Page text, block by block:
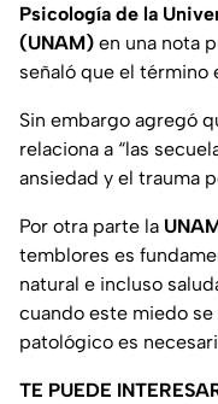
Psicología de la
(UNAM) en una nota
señaló que el término
Sin embargo agregó
relaciona a “las
ansiedad y el trauma
Por otra parte la
temblores es
natural e incluso
cuando este miedo
patológico es
TE PUEDE